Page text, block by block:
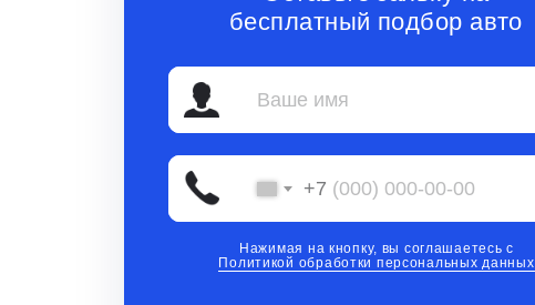
бесплатный подбор авто
+7
Нажимая на кнопку, вы соглашаетесь с
Политикой обработки персональных данных